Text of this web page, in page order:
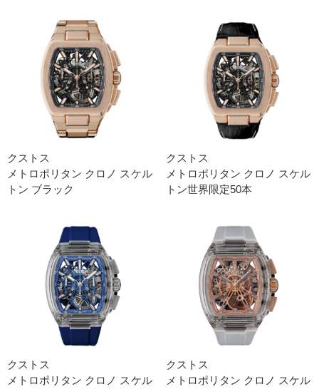
クストス
メトロポリタン クロノ スケル
トン ブラック
クストス
メトロポリタン クロノ スケル
トン世界限定50本
クストス
メトロポリタン クロノ スケル
クストス
メトロポリタン クロノ スケル